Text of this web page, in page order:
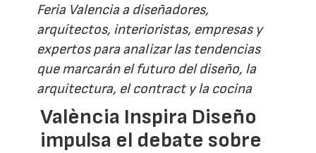
Feria Valencia a diseñadores,
arquitectos, interioristas, empresas y
expertos para analizar las tendencias
que marcarán el futuro del diseño, la
arquitectura, el contract y la cocina
València Inspira Diseño
impulsa el debate sobre